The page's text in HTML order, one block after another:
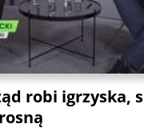
robi igrzyska,